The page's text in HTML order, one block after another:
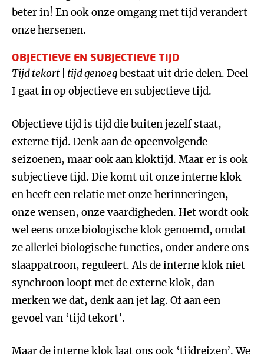
beter in! En ook onze omgang met tijd verandert
onze hersenen.
OBJECTIEVE EN SUBJECTIEVE TIJD
Tijd tekort | tijd genoegbestaat uit drie delen. Deel
I gaat in op objectieve en subjectieve tijd.
Objectieve tijd is tijd die buiten jezelf staat,
externe tijd. Denk aan de opeenvolgende
seizoenen, maar ook aan kloktijd. Maar er is ook
subjectieve tijd. Die komt uit onze interne klok
en heeft een relatie met onze herinneringen,
onze wensen, onze vaardigheden. Het wordt ook
wel eens onze biologische klok genoemd, omdat
ze allerlei biologische functies, onder andere ons
slaappatroon, reguleert. Als de interne klok niet
synchroon loopt met de externe klok, dan
merken we dat, denk aan jet lag. Of aan een
gevoel van ‘tijd tekort’.
Maar de interne klok laat ons ook ‘tijdreizen’. We